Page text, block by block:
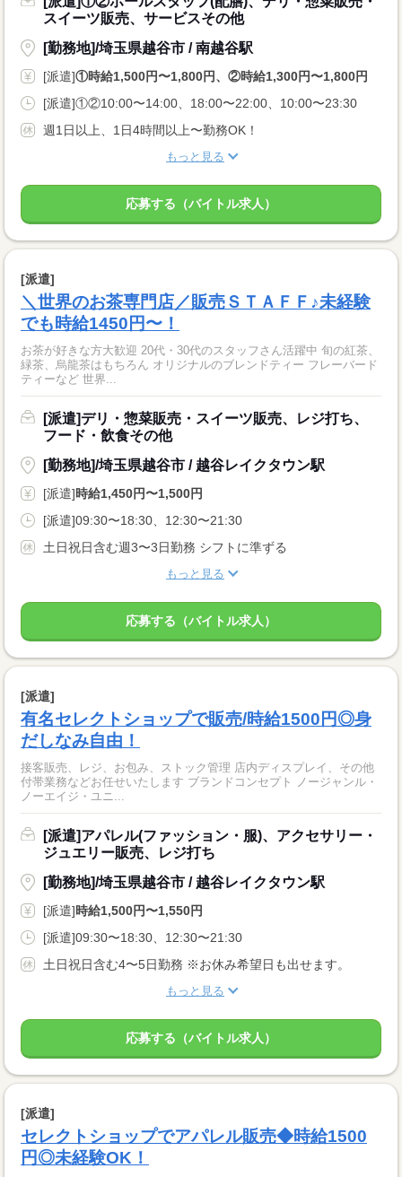
スイーツ販売、サービスその他
[勤務地]/埼玉県越谷市 / 南越谷駅
[派遣]①時給1,500円〜1,800円、②時給1,300円〜1,800円
[派遣]①②10:00〜14:00、18:00〜22:00、10:00〜23:30
週1日以上、1日4時間以上〜勤務OK！
もっと見る
応募する（バイトル求人）
[派遣]
＼世界のお茶専門店／販売ＳＴＡＦＦ♪未経験
でも時給1450円〜！
お茶が好きな方大歓迎 20代・30代のスタッフさん活躍中 旬の紅茶、
緑茶、烏龍茶はもちろん オリジナルのブレンドティー フレーバード
ティーなど 世界...
[派遣]デリ・惣菜販売・スイーツ販売、レジ打ち、
フード・飲食その他
[勤務地]/埼玉県越谷市 / 越谷レイクタウン駅
[派遣]時給1,450円〜1,500円
[派遣]09:30〜18:30、12:30〜21:30
土日祝日含む週3〜3日勤務 シフトに準ずる
もっと見る
応募する（バイトル求人）
[派遣]
有名セレクトショップで販売/時給1500円◎身
だしなみ自由！
接客販売、レジ、お包み、ストック管理 店内ディスプレイ、その他
付帯業務などお任せいたします ブランドコンセプト ノージャンル・
ノーエイジ・ユニ...
[派遣]アパレル(ファッション・服)、アクセサリー・
ジュエリー販売、レジ打ち
[勤務地]/埼玉県越谷市 / 越谷レイクタウン駅
[派遣]時給1,500円〜1,550円
[派遣]09:30〜18:30、12:30〜21:30
土日祝日含む4〜5日勤務 ※お休み希望日も出せます。
もっと見る
応募する（バイトル求人）
[派遣]
セレクトショップでアパレル販売◆時給1500
円◎未経験OK！